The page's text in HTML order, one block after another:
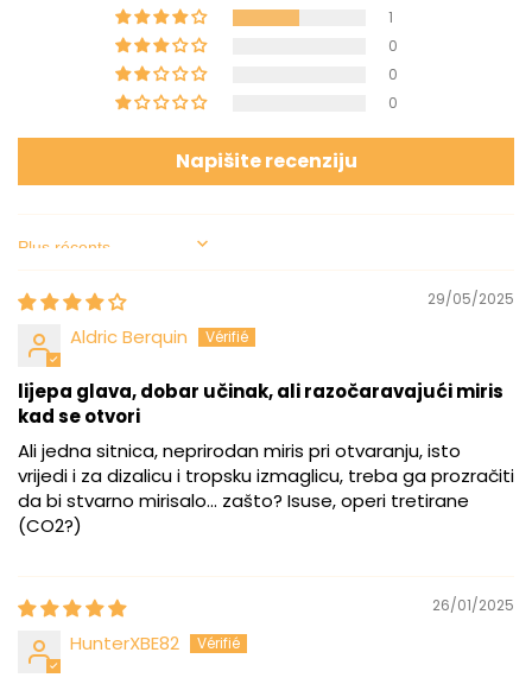
1
0
0
0
Napišite recenziju
Sort by
29/05/2025
Aldric Berquin
lijepa glava, dobar učinak, ali razočaravajući miris
kad se otvori
Ali jedna sitnica, neprirodan miris pri otvaranju, isto
vrijedi i za dizalicu i tropsku izmaglicu, treba ga prozračiti
da bi stvarno mirisalo... zašto? Isuse, operi tretirane
(CO2?)
26/01/2025
HunterXBE82